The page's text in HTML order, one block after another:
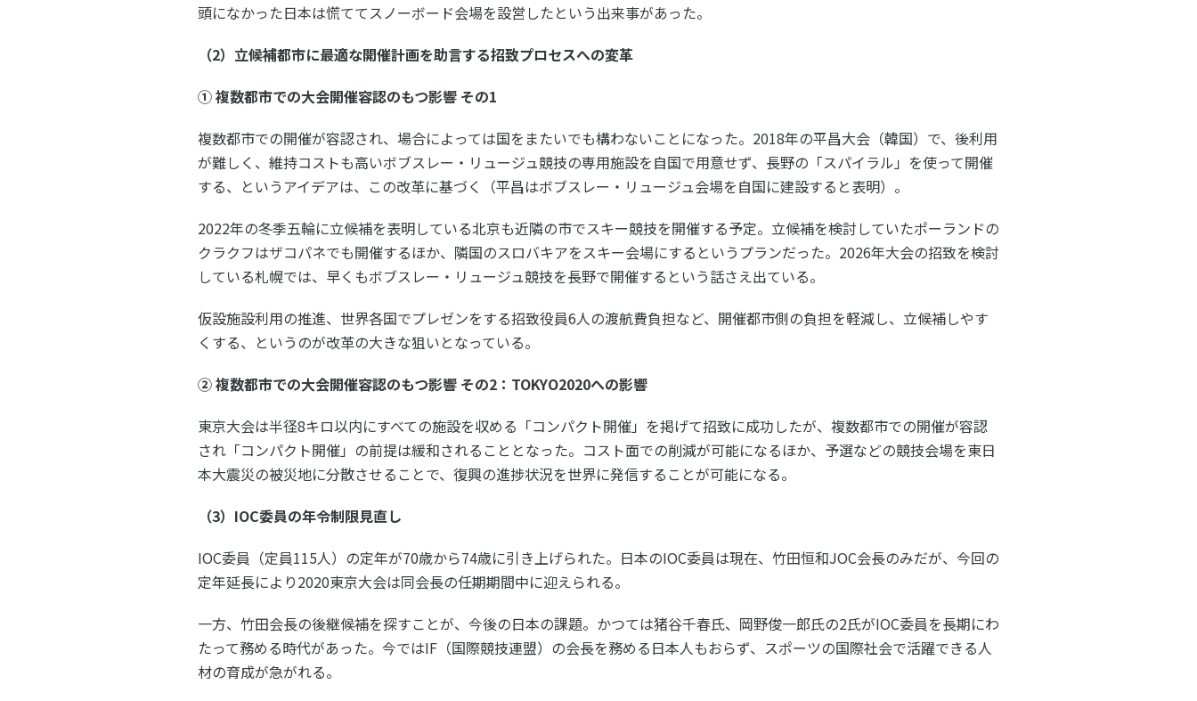
頭になかった日本は慌ててスノーボード会場を設営したという出来事があった。
（2）立候補都市に最適な開催計画を助言する招致プロセスへの変革
① 複数都市での大会開催容認のもつ影響 その1
複数都市での開催が容認され、場合によっては国をまたいでも構わないことになった。2018年の平昌大会（韓国）で、後利用
が難しく、維持コストも高いボブスレー・リュージュ競技の専用施設を自国で用意せず、長野の「スパイラル」を使って開催
する、というアイデアは、この改革に基づく（平昌はボブスレー・リュージュ会場を自国に建設すると表明）。
2022年の冬季五輪に立候補を表明している北京も近隣の市でスキー競技を開催する予定。立候補を検討していたポーランドの
クラクフはザコパネでも開催するほか、隣国のスロバキアをスキー会場にするというプランだった。2026年大会の招致を検討
している札幌では、早くもボブスレー・リュージュ競技を長野で開催するという話さえ出ている。
仮設施設利用の推進、世界各国でプレゼンをする招致役員6人の渡航費負担など、開催都市側の負担を軽減し、立候補しやす
くする、というのが改革の大きな狙いとなっている。
② 複数都市での大会開催容認のもつ影響 その2：TOKYO2020への影響
東京大会は半径8キロ以内にすべての施設を収める「コンパクト開催」を掲げて招致に成功したが、複数都市での開催が容認
され「コンパクト開催」の前提は緩和されることとなった。コスト面での削減が可能になるほか、予選などの競技会場を東日
本大震災の被災地に分散させることで、復興の進捗状況を世界に発信することが可能になる。
（3）IOC委員の年令制限見直し
IOC委員（定員115人）の定年が70歳から74歳に引き上げられた。日本のIOC委員は現在、竹田恒和JOC会長のみだが、今回の
定年延長により2020東京大会は同会長の任期期間中に迎えられる。
一方、竹田会長の後継候補を探すことが、今後の日本の課題。かつては猪谷千春氏、岡野俊一郎氏の2氏がIOC委員を長期にわ
たって務める時代があった。今ではIF（国際競技連盟）の会長を務める日本人もおらず、スポーツの国際社会で活躍できる人
材の育成が急がれる。